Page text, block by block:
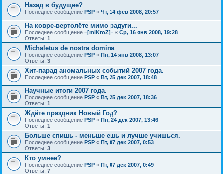
Назад в будущее?
Последнее сообщение PSP « Чт, 14 фев 2008, 20:57
На ковре-вертолёте мимо радуги...
Последнее сообщение =[miKroZ]= « Ср, 16 янв 2008, 19:28
Ответы: 1
Michaletus de nostra domina
Последнее сообщение PSP « Пн, 14 янв 2008, 13:07
Ответы: 3
Хит-парад аномальных событий 2007 года.
Последнее сообщение PSP « Вт, 25 дек 2007, 18:48
Научные итоги 2007 года.
Последнее сообщение PSP « Вт, 25 дек 2007, 18:36
Ответы: 1
Ждёте праздник Новый Год?
Последнее сообщение PSP « Пн, 24 дек 2007, 13:46
Ответы: 1
Больше спишь - меньше ешь и лучше учишься.
Последнее сообщение PSP « Пт, 07 дек 2007, 0:53
Ответы: 3
Кто умнее?
Последнее сообщение PSP « Пт, 07 дек 2007, 0:49
Ответы: 7